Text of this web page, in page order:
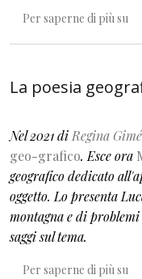
Per saperne di più su
La poesia
Nel 2021 diRegina
geo-grafico. Esce ora
geografico dedicato
oggetto. Lo presenta
montagna e di
saggi sul tema.
Per saperne di più su